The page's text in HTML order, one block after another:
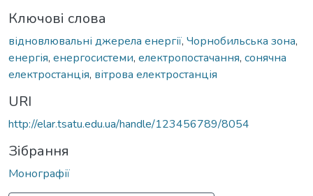
Ключові слова
відновлювальні джерела енергії, Чорнобильська зона,
енергія, енергосистеми, електропостачання, сонячна
електростанція, вітрова електростанція
URI
http://elar.tsatu.edu.ua/handle/123456789/8054
Зібрання
Монографії